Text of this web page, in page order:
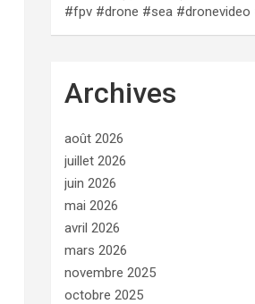
#fpv #drone #sea #dronevideo
Archives
août 2026
juillet 2026
juin 2026
mai 2026
avril 2026
mars 2026
novembre 2025
octobre 2025